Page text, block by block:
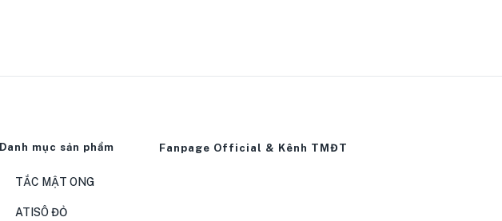
Danh mục sản phẩm
TẮC MẬT ONG
ATISÔ ĐỎ
Fanpage Official & Kênh TMĐT